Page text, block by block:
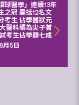
球醫學」連續13年
之冠 囊括12名文
考生 佔學醫狀元
醫科續為尖子首
考生佔學額七成
月5日